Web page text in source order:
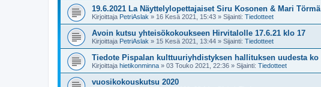
19.6.2021 La Näyttelylopettajaiset Siru Kosonen & Mari Törmä
Kirjoittaja PetriAslak » 16 Kesä 2021, 15:43 » Sijainti: Tiedotteet
Avoin kutsu yhteisökokoukseen Hirvitalolle 17.6.21 klo 17
Kirjoittaja PetriAslak » 15 Kesä 2021, 13:44 » Sijainti: Tiedotteet
Tiedote Pispalan kulttuuriyhdistyksen hallituksen uudesta ko
Kirjoittaja hietikonminna » 03 Touko 2021, 22:36 » Sijainti: Tiedotteet
vuosikokouskutsu 2020